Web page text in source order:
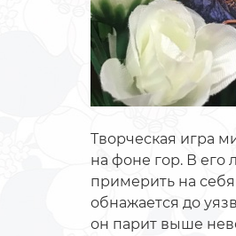
Творческая игра
на фоне гор. В его
примерить на
обнажается до
он парит выше